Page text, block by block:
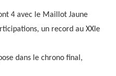
4 avec le Maillot Jaune
un record au XXIe
dans le chrono final,